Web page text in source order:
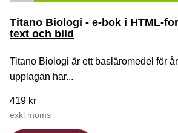
Titano Biologi - e-bok i HTML-
text och bild
Titano Biologi är ett basläromedel för
upplagan har...
419 kr
exkl moms